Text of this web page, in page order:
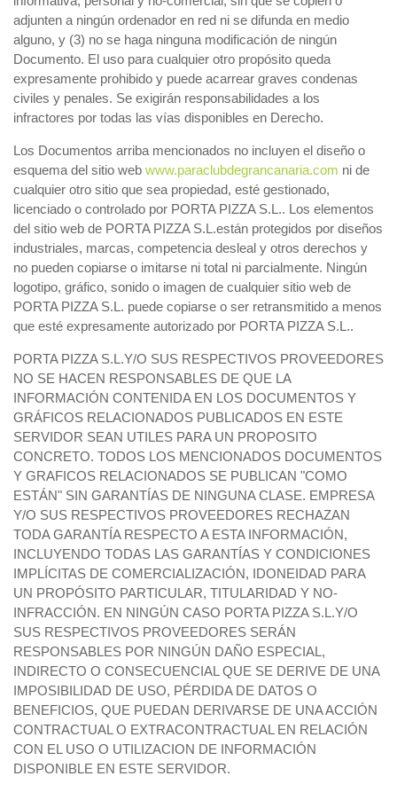
adjunten a ningún ordenador en red ni se difunda en medio
alguno, y (3) no se haga ninguna modificación de ningún
Documento. El uso para cualquier otro propósito queda
expresamente prohibido y puede acarrear graves condenas
civiles y penales. Se exigirán responsabilidades a los
infractores por todas las vías disponibles en Derecho.
Los Documentos arriba mencionados no incluyen el diseño o
esquema del sitio web www.paraclubdegrancanaria.com ni de
cualquier otro sitio que sea propiedad, esté gestionado,
licenciado o controlado por PORTA PIZZA S.L.. Los elementos
del sitio web de PORTA PIZZA S.L.están protegidos por diseños
industriales, marcas, competencia desleal y otros derechos y
no pueden copiarse o imitarse ni total ni parcialmente. Ningún
logotipo, gráfico, sonido o imagen de cualquier sitio web de
PORTA PIZZA S.L. puede copiarse o ser retransmitido a menos
que esté expresamente autorizado por PORTA PIZZA S.L..
PORTA PIZZA S.L.Y/O SUS RESPECTIVOS PROVEEDORES
NO SE HACEN RESPONSABLES DE QUE LA
INFORMACIÓN CONTENIDA EN LOS DOCUMENTOS Y
GRÁFICOS RELACIONADOS PUBLICADOS EN ESTE
SERVIDOR SEAN UTILES PARA UN PROPOSITO
CONCRETO. TODOS LOS MENCIONADOS DOCUMENTOS
Y GRAFICOS RELACIONADOS SE PUBLICAN "COMO
ESTÁN" SIN GARANTÍAS DE NINGUNA CLASE. EMPRESA
Y/O SUS RESPECTIVOS PROVEEDORES RECHAZAN
TODA GARANTÍA RESPECTO A ESTA INFORMACIÓN,
INCLUYENDO TODAS LAS GARANTÍAS Y CONDICIONES
IMPLÍCITAS DE COMERCIALIZACIÓN, IDONEIDAD PARA
UN PROPÓSITO PARTICULAR, TITULARIDAD Y NO-
INFRACCIÓN. EN NINGÚN CASO PORTA PIZZA S.L.Y/O
SUS RESPECTIVOS PROVEEDORES SERÁN
RESPONSABLES POR NINGÚN DAÑO ESPECIAL,
INDIRECTO O CONSECUENCIAL QUE SE DERIVE DE UNA
IMPOSIBILIDAD DE USO, PÉRDIDA DE DATOS O
BENEFICIOS, QUE PUEDAN DERIVARSE DE UNA ACCIÓN
CONTRACTUAL O EXTRACONTRACTUAL EN RELACIÓN
CON EL USO O UTILIZACION DE INFORMACIÓN
DISPONIBLE EN ESTE SERVIDOR.